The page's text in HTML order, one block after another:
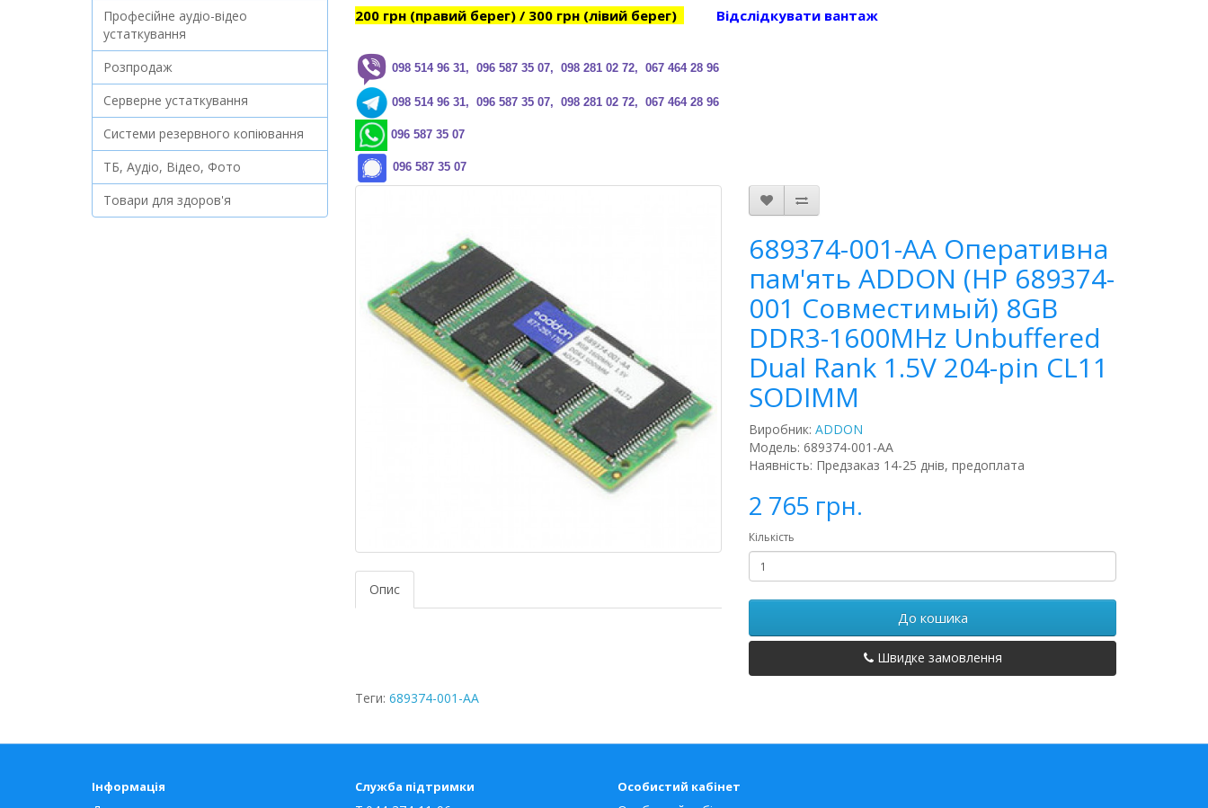
Професійне аудіо-відео
устаткування
Розпродаж
Серверне устаткування
Системи резервного копіювання
ТБ, Аудіо, Відео, Фото
Товари для здоров'я
200 грн (правий берег) / 300 грн (лівий берег) Відслідкувати вантаж
098 514 96 31, 096 587 35 07, 098 281 02 72, 067 464 28 96
098 514 96 31, 096 587 35 07, 098 281 02 72, 067 464 28 96
096 587 35 07
096 587 35 07
Опис
689374-001-AA Оперативна
пам'ять ADDON (HP 689374-
001 Совместимый) 8GB
DDR3-1600MHz Unbuffered
Dual Rank 1.5V 204-pin CL11
SODIMM
Виробник:ADDON
Модель: 689374-001-AA
Наявність: Предзаказ 14-25 днів, предоплата
2 765 грн.
Кількість
До кошика
Швидке замовлення
Теги: 689374-001-AA
Інформація Служба підтримки Особистий кабінет